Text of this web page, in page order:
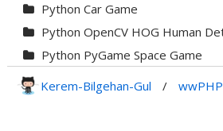
Python Car Game
Python OpenCV HOG Human
Python PyGame Space Game
Python PyGame Yılan Oyunu -
Kerem-Bilgehan-Gul / wwPHP